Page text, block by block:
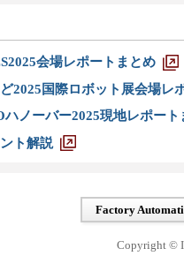
会場レポートまとめ
2025国際ロボット展会場レ
ノーバー2025現地レポート
ト解説
Factory
Copyright ©